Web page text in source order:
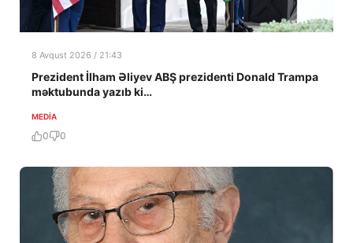
8 Avqust 2026 / 21:43
Prezident İlham Əliyev ABŞ prezidenti Donald Trampa
məktubunda yazıb ki…
MEDİA
0 0